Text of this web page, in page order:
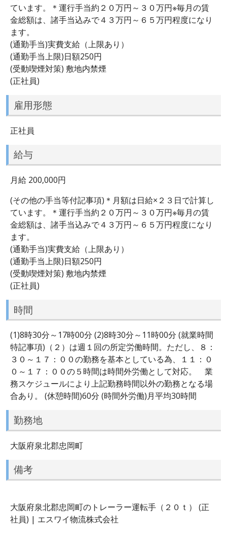
ています。＊運行手当約２０万円～３０万円※毎月の賃
金総額は、諸手当込みで４３万円～６５万円程度になり
ます。
(通勤手当)実費支給（上限あり）
(通勤手当上限)日額250円
(受動喫煙対策) 敷地内禁煙
(正社員)
雇用形態
正社員
給与
月給 200,000円
(その他の手当等付記事項)＊月額は日給×２３日で計算し
ています。＊運行手当約２０万円～３０万円※毎月の賃
金総額は、諸手当込みで４３万円～６５万円程度になり
ます。
(通勤手当)実費支給（上限あり）
(通勤手当上限)日額250円
(受動喫煙対策) 敷地内禁煙
(正社員)
時間
(1)8時30分～17時00分 (2)8時30分～11時00分 (就業時間
特記事項)（２）は週１回の所定労働時間。ただし、８：
３０～１７：００の勤務を基本としている為、１１：０
０～１７：００の５時間は時間外労働として対応。 業
務スケジュールにより上記勤務時間以外の勤務となる場
合あり。 (休憩時間)60分 (時間外労働)月平均30時間
勤務地
大阪府泉北郡忠岡町
備考
大阪府泉北郡忠岡町のトレーラー運転手（２０ｔ） (正
社員) | エスワイ物流株式会社